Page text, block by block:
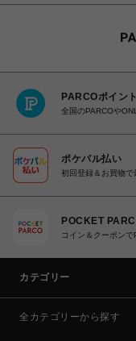
PARCOポイント
全国のPARCOや
ポケパル払い
初回登録＆お買物
POCKET
コイン＆クーポン
カテゴリー
全カテゴリーから探す